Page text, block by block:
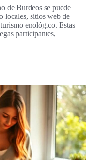
de Burdeos se puede
locales, sitios web de
enológico. Estas
participantes,